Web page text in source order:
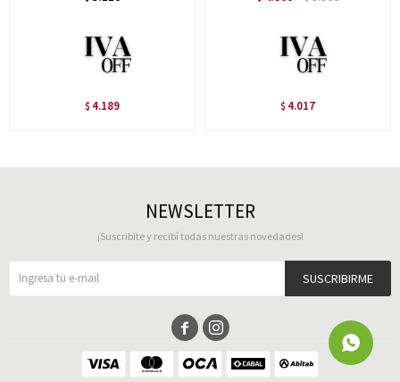
$ 4.189 $ 4.017
NEWSLETTER
¡Suscribite y recibí todas nuestras novedades!
SUSCRIBIRME
 